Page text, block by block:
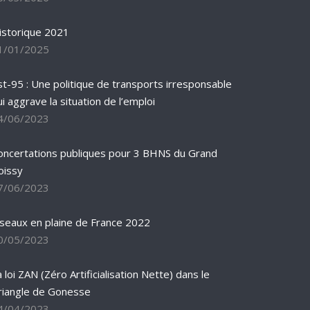
2021
01/2025
95 : Une politique de transports irresponsable
aggrave la situation de l’emploi
06/2023
publiques pour 3 BHNS du Grand
06/2023
en plaine de France 2022
05/2023
loi ZAN (Zéro Artificialisation Nette) dans le
de Gonesse